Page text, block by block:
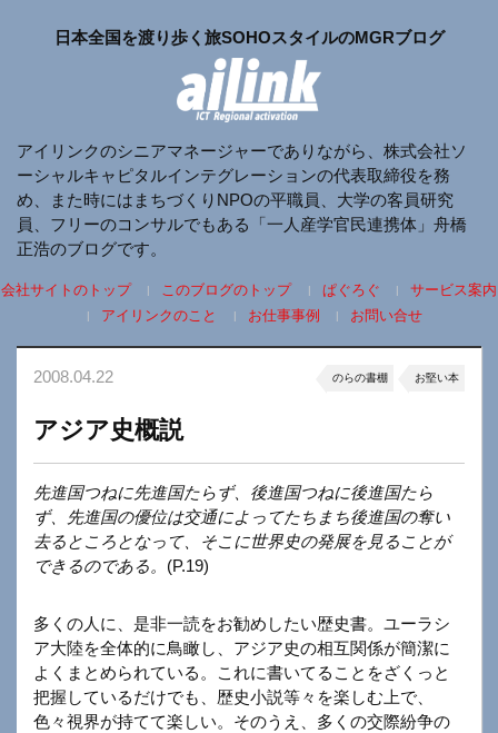
日本全国を渡り歩く旅SOHOスタイルのMGRブログ
アイリンクのシニアマネージャーでありながら、株式会社ソ
ーシャルキャピタルインテグレーションの代表取締役を務
め、また時にはまちづくりNPOの平職員、大学の客員研究
員、フリーのコンサルでもある「一人産学官民連携体」舟橋
正浩のブログです。
会社サイトのトップ このブログのトップ ぱぐろぐ
サービス案内
アイリンクのこと
お仕事事例 お問い合せ
2008.04.22 のらの書棚 お堅い本
アジア史概説
先進国つねに先進国たらず、後進国つねに後進国たら
ず、先進国の優位は交通によってたちまち後進国の奪い
去るところとなって、そこに世界史の発展を見ることが
できるのである。 (P.19)
多くの人に、是非一読をお勧めしたい歴史書。ユーラシ
ア大陸を全体的に鳥瞰し、アジア史の相互関係が簡潔に
よくまとめられている。これに書いてることをざくっと
把握しているだけでも、歴史小説等々を楽しむ上で、
色々視界が持てて楽しい。そのうえ、多くの交際紛争の